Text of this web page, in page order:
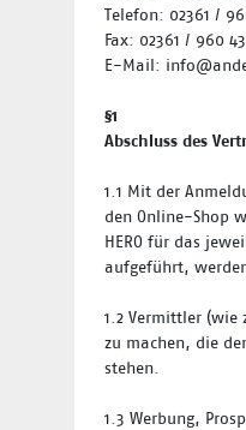
Telefon: 02361 /
Fax: 02361 / 960
E-Mail:
§1
Abschluss des
1.1 Mit der
den Online-Shop
HERO für das
aufgeführt,
1.2 Vermittler (wie
zu machen, die
stehen.
1.3 Werbung,